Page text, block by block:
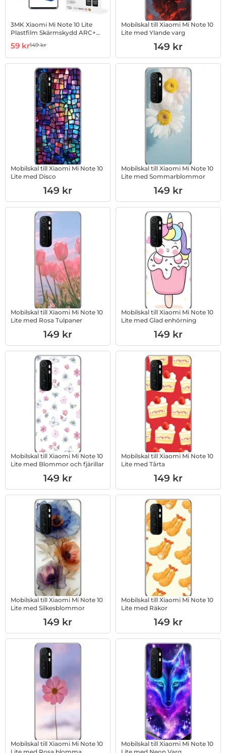
3MK Xiaomi Mi Note 10 Lite
Plastfilm Skärmskydd ARC+
Art. nr 1002905611
rea pris
59 krtidigare pris
149 kr
Mobilskal till Xiaomi Mi Note 10
Lite med Ylande varg
Art. nr 1003004498
149 kr
Mobilskal till Xiaomi Mi Note 10
Lite med Disco
Art. nr 1003016561
149 kr
Mobilskal till Xiaomi Mi Note 10
Lite med Sommarblommor
Art. nr 1003016562
149 kr
Mobilskal till Xiaomi Mi Note 10
Lite med Rosa Tulpaner
Art. nr 1003016563
149 kr
Mobilskal till Xiaomi Mi Note 10
Lite med Glad enhörning
Art. nr 1003016564
149 kr
Mobilskal till Xiaomi Mi Note 10
Lite med Blommor och fjärillar
Art. nr 1003016565
149 kr
Mobilskal till Xiaomi Mi Note 10
Lite med Tårta
Art. nr 1003016566
149 kr
Mobilskal till Xiaomi Mi Note 10
Lite med Silkesblommor
Art. nr 1003016567
149 kr
Mobilskal till Xiaomi Mi Note 10
Lite med Räkor
Art. nr 1003016568
149 kr
Mobilskal till Xiaomi Mi Note 10
Mobilskal till Xiaomi Mi Note 10